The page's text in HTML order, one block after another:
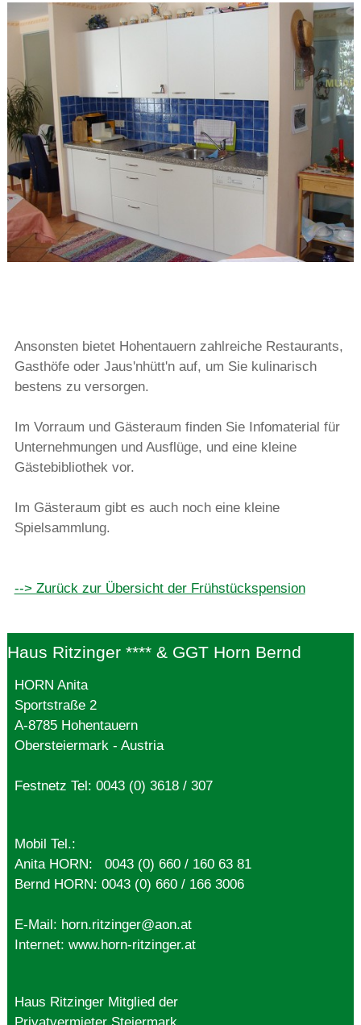
Ansonsten bietet Hohentauern zahlreiche Restaurants,
Gasthöfe oder Jaus'nhütt'n auf, um Sie kulinarisch
bestens zu versorgen.
Im Vorraum und Gästeraum finden Sie Infomaterial für
Unternehmungen und Ausflüge, und eine kleine
Gästebibliothek vor.
Im Gästeraum gibt es auch noch eine kleine
Spielsammlung.
--> Zurück zur Übersicht der Frühstückspension
Haus Ritzinger **** & GGT Horn Bernd
HORN Anita
Sportstraße 2
A-8785 Hohentauern
Obersteiermark - Austria
Festnetz Tel: 0043 (0) 3618 / 307
Mobil Tel.:
Anita HORN: 0043 (0) 660 / 160 63 81
Bernd HORN: 0043 (0) 660 / 166 3006
E-Mail: horn.ritzinger@aon.at
Internet: www.horn-ritzinger.at
Haus Ritzinger Mitglied der